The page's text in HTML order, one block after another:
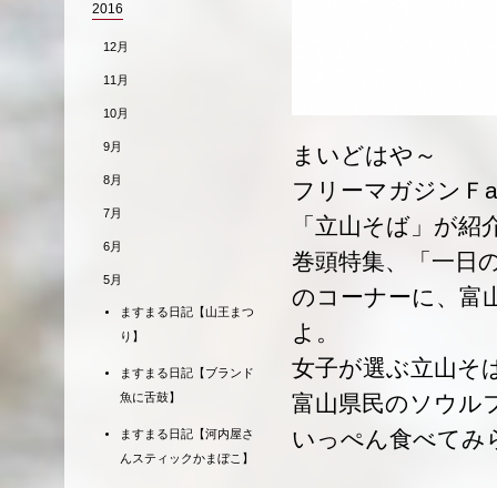
まいどはや～
フリーマガジンＦ
「立山そば」が
巻頭特集、「一日
のコーナーに、富
よ。
女子が選ぶ立山そ
富山県民のソウル
いっぺん食べてみ
2016
12月
11月
10月
9月
8月
7月
6月
5月
ますまる日記【山王まつ
り】
ますまる日記【ブランド
魚に舌鼓】
ますまる日記【河内屋さ
んスティックかまぼこ】